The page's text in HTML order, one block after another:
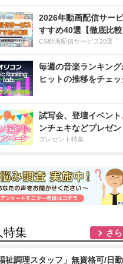
2026年動画配信サー
すすめ40選【徹底比較
CS動画配信サービス20選
毎週の音楽ランキング
ヒットの推移をチェッ
試写会、登壇イベント
ンチェキなどプレゼン
プレゼント特集
特集 さ
祉調理スタッフ」無資格可/日